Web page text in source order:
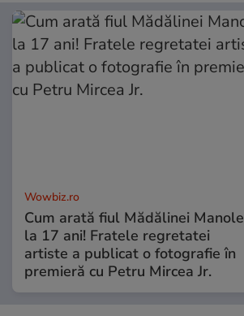
Wowbiz.ro
Cum arată fiul Mădălinei Manole
la 17 ani! Fratele regretatei
artiste a publicat o fotografie în
premieră cu Petru Mircea Jr.